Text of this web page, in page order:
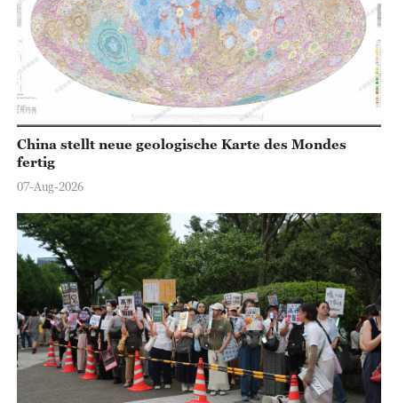
China stellt neue geologische Karte des Mondes
fertig
07-Aug-2026